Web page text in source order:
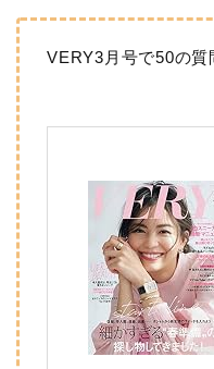
VERY3月号で50の質